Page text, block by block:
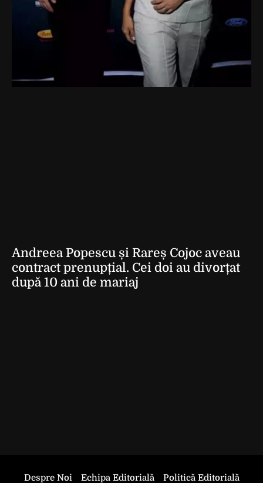
Andreea Popescu și Rareș Cojoc aveau
contract prenupțial. Cei doi au divorțat
după 10 ani de mariaj
Despre Noi Echipa Editorială
Politică Editorială